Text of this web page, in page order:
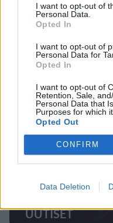
I want to opt-out of
Personal Data.
Opted In
I want to opt-out of
Personal Data for
Opted In
I want to opt-out of
Retention, Sale,
Personal Data that
Purposes for which
Opted Out
CONFIRM
Data Deletion
Finnairin
jatkossa
matkustajille
4
UUTISET